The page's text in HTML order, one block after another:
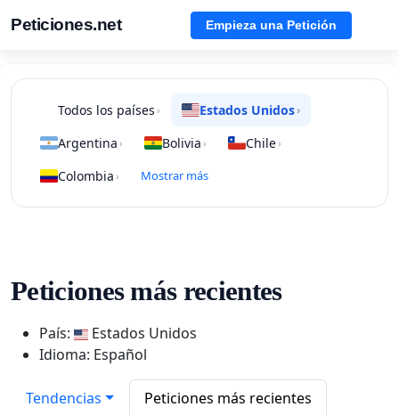
Peticiones.net Empieza una Petición
Todos los países › Estados Unidos›
Argentina › Bolivia › Chile›
Colombia › Mostrar más
Peticiones más recientes
País:
Estados Unidos
Idioma: Español
Tendencias Peticiones más recientes